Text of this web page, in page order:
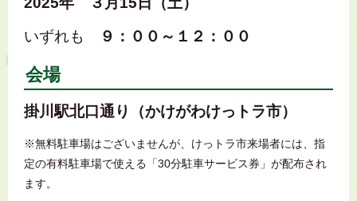
いずれも
９：００～１２：００
会場
掛川駅北口通り（かけがわけっトラ市）
※無料駐車場はございませんが、けっトラ市来場者には、指
定の有料駐車場で使える「30分駐車サービス券」が配布され
ます。